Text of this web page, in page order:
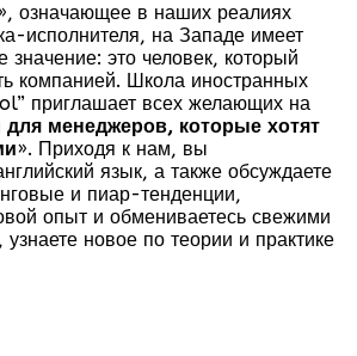
означающее в наших реалиях
исполнителя, на Западе имеет
значение: это человек, который
компанией. Школа иностранных
приглашает всех желающих на
для менеджеров, которые хотят
». Приходя к нам, вы
язык, а также обсуждаете
и пиар-тенденции,
опыт и обмениваетесь свежими
новое по теории и практике